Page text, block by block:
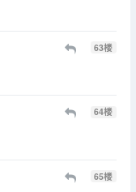
63楼
64楼
65楼